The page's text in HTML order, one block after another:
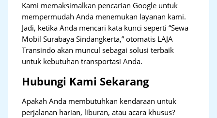
Kami memaksimalkan pencarian Google untuk
mempermudah Anda menemukan layanan kami.
Jadi, ketika Anda mencari kata kunci seperti “Sewa
Mobil Surabaya Sindangkerta,” otomatis LAJA
Transindo akan muncul sebagai solusi terbaik
untuk kebutuhan transportasi Anda.
Hubungi Kami Sekarang
Apakah Anda membutuhkan kendaraan untuk
perjalanan harian, liburan, atau acara khusus?